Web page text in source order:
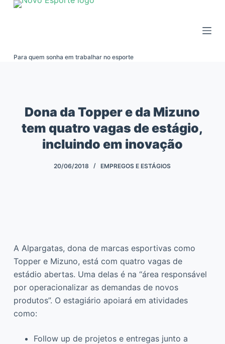
Pular
Para quem sonha em trabalhar no esporte
Dona da Topper e da Mizuno
tem quatro vagas de estágio,
incluindo em inovação
20/06/2018 EMPREGOS E ESTÁGIOS
A Alpargatas, dona de marcas esportivas como
Topper e Mizuno, está com quatro vagas de
estádio abertas. Uma delas é na “área responsável
por operacionalizar as demandas de novos
produtos”. O estagiário apoiará em atividades
como:
Follow up de projetos e entregas junto a